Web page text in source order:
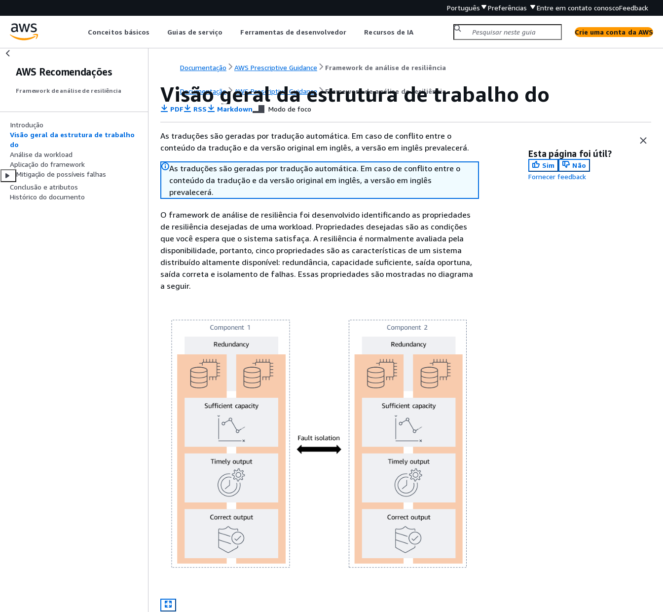
Português Preferências Entre em contato conoscoFeedback
Conceitos básicos Guias de serviço Ferramentas de desenvolvedor Recursos de IA Crie uma conta da AWS
AWS Recomendações
Framework de análise de resiliência
Introdução
Visão geral da estrutura de trabalho
do
Análise da workload
Aplicação do framework
Mitigação de possíveis falhas
Conclusão e atributos
Histórico do documento
Documentação AWS Prescriptive Guidance Framework de análise de resiliência
Documentação AWS Prescriptive Guidance Framework de análise de resiliência
Visão geral da estrutura de trabalho do
PDF RSS Markdown Modo de foco
As traduções são geradas por tradução automática. Em caso de conflito entre o
conteúdo da tradução e da versão original em inglês, a versão em inglês prevalecerá.
As traduções são geradas por tradução automática. Em caso de conflito entre o
conteúdo da tradução e da versão original em inglês, a versão em inglês
prevalecerá.
O framework de análise de resiliência foi desenvolvido identificando as propriedades
de resiliência desejadas de uma workload. Propriedades desejadas são as condições
que você espera que o sistema satisfaça. A resiliência é normalmente avaliada pela
disponibilidade, portanto, cinco propriedades são as características de um sistema
distribuído altamente disponível: redundância, capacidade suficiente, saída oportuna,
saída correta e isolamento de falhas. Essas propriedades são mostradas no diagrama
a seguir.
Esta página foi útil?
Sim
Não
Fornecer feedback